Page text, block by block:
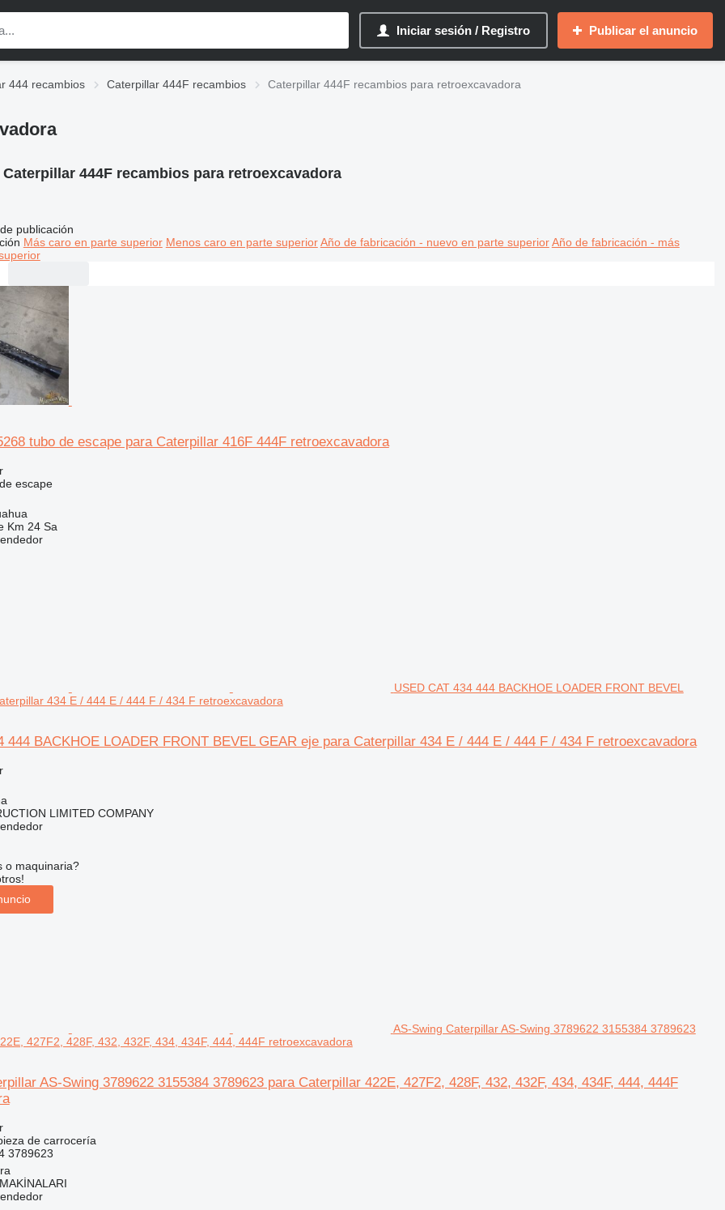
Iniciar sesión / Registro Publicar el anuncio
444 recambios Caterpillar 444F recambios Caterpillar 444F recambios para retroexcavadora
Caterpillar 444F recambios para retroexcavadora
publicación
Más caro en parte superior Menos caro en parte superior Año de fabricación - nuevo en parte superior Año de fabricación - más
tubo de escape para Caterpillar 416F 444F retroexcavadora
escape
Km 24 Sa
USED CAT 434 444 BACKHOE LOADER FRONT BEVEL
434 E / 444 E / 444 F / 434 F retroexcavadora
444 BACKHOE LOADER FRONT BEVEL GEAR eje para Caterpillar 434 E / 444 E / 444 F / 434 F retroexcavadora
LIMITED COMPANY
o maquinaria?
AS-Swing Caterpillar AS-Swing 3789622 3155384 3789623
427F2, 428F, 432, 432F, 434, 434F, 444, 444F retroexcavadora
AS-Swing 3789622 3155384 3789623 para Caterpillar 422E, 427F2, 428F, 432, 432F, 434, 434F, 444, 444F
de carrocería
3789623